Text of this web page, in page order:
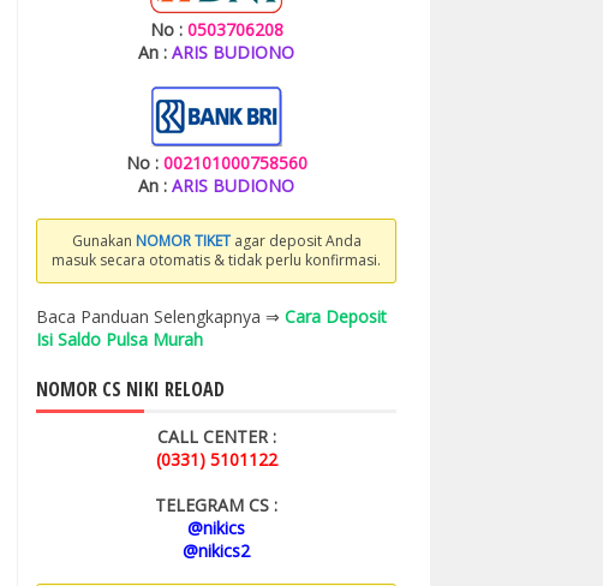
No : 0503706208
An : ARIS BUDIONO
No : 002101000758560
An : ARIS BUDIONO
Gunakan NOMOR TIKETagar deposit Anda
masuk secara otomatis & tidak perlu konfirmasi.
Baca Panduan Selengkapnya ⇒ Cara Deposit
Isi Saldo Pulsa Murah
NOMOR CS NIKI RELOAD
CALL CENTER :
(0331) 5101122
TELEGRAM CS :
@nikics
@nikics2